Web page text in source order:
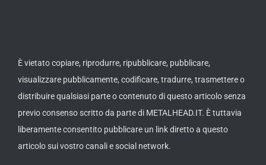
È vietato copiare, riprodurre, ripubblicare, pubblicare,
visualizzare pubblicamente, codificare, tradurre, trasmettere o
distribuire qualsiasi parte o contenuto di questo articolo senza
previo consenso scritto da parte di METALHEAD.IT. È tuttavia
liberamente consentito pubblicare un link diretto a questo
articolo sui vostro canali e social network.